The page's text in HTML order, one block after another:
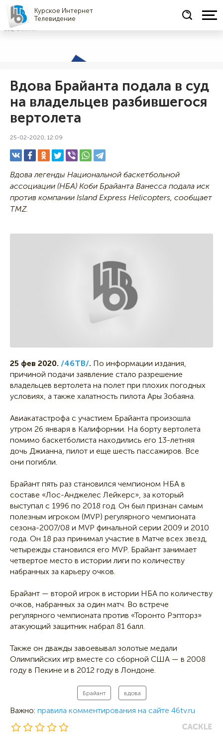
Курское Интернет
Телевидение
СОЦРЕКЛАМА
Вдова Брайанта подала в суд
на владельцев разбившегося
вертолета
25-02-2020, 12:09
Вдова легенды Национальной баскетбольной
ассоциации (НБА) Коби Брайанта Ванесса подала иск
против компании Island Express Helicopters, сообщает
TMZ.
25 фев 2020. /46ТВ/. По информации издания,
причиной подачи заявление стало разрешение
владельцев вертолета на полет при плохих погодных
условиях, а также халатность пилота Ары Зобаяна.
Авиакатастрофа с участием Брайанта произошла
утром 26 января в Калифорнии. На борту вертолета
помимо баскетболиста находились его 13-летняя
дочь Джианна, пилот и еще шесть пассажиров. Все
они погибли.
Брайант пять раз становился чемпионом НБА в
составе «Лос-Анджелес Лейкерс», за который
выступал с 1996 по 2018 год. Он был признан самым
полезным игроком (MVP) регулярного чемпионата
сезона-2007/08 и MVP финальной серии 2009 и 2010
года. Он 18 раз принимал участие в Матче всех звезд,
четырежды становился его MVP. Брайант занимает
четвертое место в истории лиги по количеству
набранных за карьеру очков.
Брайант — второй игрок в истории НБА по количеству
очков, набранных за один матч. Во встрече
регулярного чемпионата против «Торонто Рэпторз»
атакующий защитник набрал 81 балл.
Также он дважды завоевывал золотые медали
Олимпийских игр вместе со сборной США — в 2008
году в Пекине и в 2012 году в Лондоне.
Брайант вдова
Важно: правила комментирования на сайте 46tv.ru